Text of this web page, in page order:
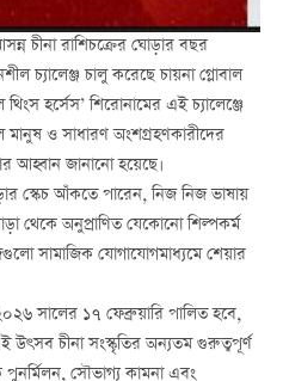
চীনা রাশিচক্রের ঘোড়ার বছর
চ্যালেঞ্জ চালু করেছে চায়না গ্লোবাল
হর্সেস’ শিরোনামের এই চ্যালেঞ্জে
মানুষ ও সাধারণ অংশগ্রহণকারীদের
আহ্বান জানানো হয়েছে।
স্কেচ আঁকতে পারেন, নিজ নিজ ভাষায়
থেকে অনুপ্রাণিত যেকোনো শিল্পকর্ম
সামাজিক যোগাযোগমাধ্যমে শেয়ার
সালের ১৭ ফেব্রুয়ারি পালিত হবে,
চীনা সংস্কৃতির অন্যতম গুরুত্বপূর্ণ
পুনর্মিলন, সৌভাগ্য কামনা এবং